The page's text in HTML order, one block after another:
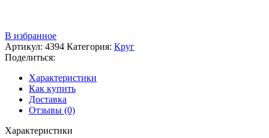
В избранное
Артикул: 4394 Категория: Круг
Поделиться:
Характеристики
Как купить
Доставка
Отзывы (0)
Характеристики